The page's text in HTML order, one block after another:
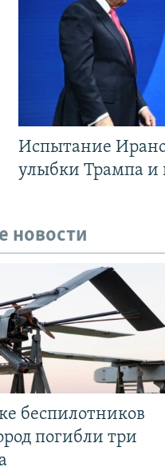
Испытание
улыбки Трампа
новости
беспилотников
погибли три